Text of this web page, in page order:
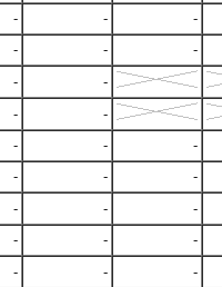
- - -
- - -
-
-
-
-
- - -
- - -
- - -
- - -
- - -